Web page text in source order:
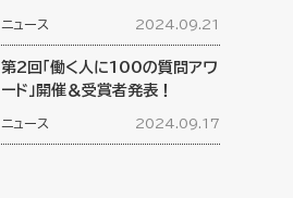
ニュース 2024.09.21
第2回「働く人に100の質問アワ
ード」開催＆受賞者発表！
ニュース 2024.09.17